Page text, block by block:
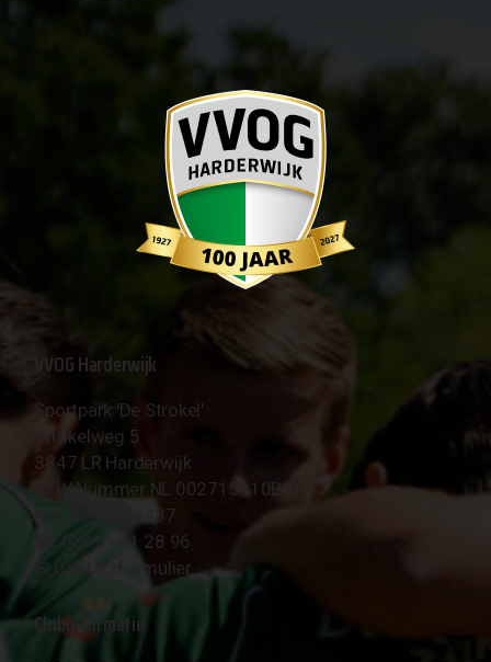
VVOG Harderwijk
Sportpark 'De Strokel'
Strokelweg 5
3847 LR Harderwijk
BTW Nummer NL 002715910B01
KvK Nr 40094437
☎︎ 0341 - 41 28 96
✉︎ Contactformulier
Clubinformatie